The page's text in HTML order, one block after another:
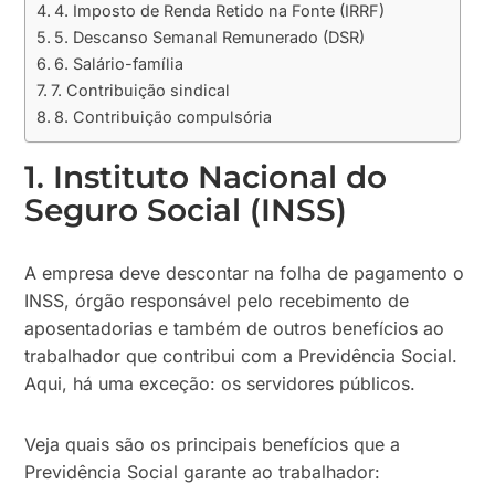
4. Imposto de Renda Retido na Fonte (IRRF)
5. Descanso Semanal Remunerado (DSR)
6. Salário-família
7. Contribuição sindical
8. Contribuição compulsória
1. Instituto Nacional do
Seguro Social (INSS)
A empresa deve descontar na folha de pagamento o
INSS, órgão responsável pelo recebimento de
aposentadorias e também de outros benefícios ao
trabalhador que contribui com a Previdência Social.
Aqui, há uma exceção: os servidores públicos.
Veja quais são os principais benefícios que a
Previdência Social garante ao trabalhador: